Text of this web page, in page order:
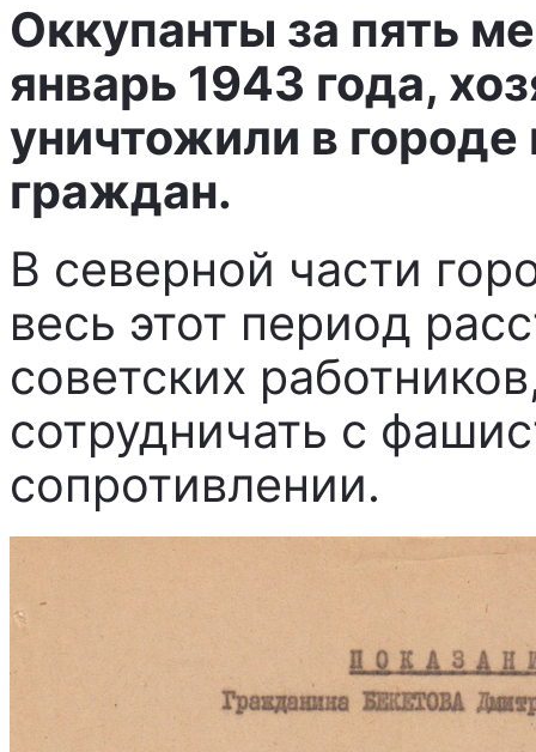
Оккупанты за пять
январь 1943 года,
уничтожили в городе
граждан.
В северной части
весь этот период
советских
сотрудничать с
сопротивлении.